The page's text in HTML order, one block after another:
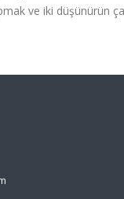
ve iki düşünürün